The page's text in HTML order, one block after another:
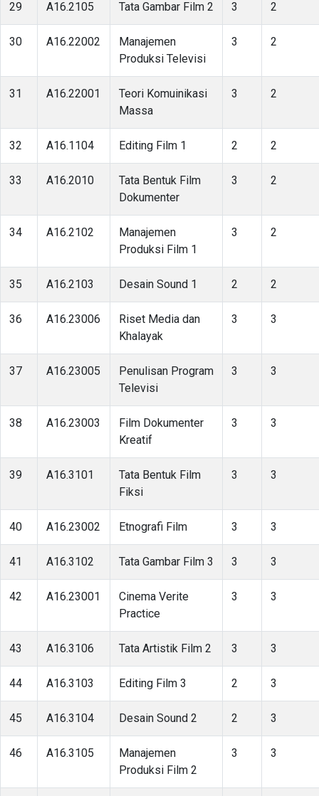
29 A16.2105 Tata Gambar Film 2 3 2
30 A16.22002
Manajemen
Produksi Televisi
3 2
31 A16.22001
Teori Komuinikasi
Massa
3 2
32 A16.1104 Editing Film 1 2 2
33 A16.2010
Tata Bentuk Film
Dokumenter
3 2
34 A16.2102
Manajemen
Produksi Film 1
3 2
35 A16.2103 Desain Sound 1 2 2
36 A16.23006
Riset Media dan
Khalayak
3 3
37 A16.23005
Penulisan Program
Televisi
3 3
38 A16.23003
Film Dokumenter
Kreatif
3 3
39 A16.3101
Tata Bentuk Film
Fiksi
3 3
40 A16.23002 Etnografi Film 3 3
41 A16.3102 Tata Gambar Film 3 3 3
42 A16.23001
Cinema Verite
Practice
3 3
43 A16.3106 Tata Artistik Film 2 3 3
44 A16.3103 Editing Film 3 2 3
45 A16.3104 Desain Sound 2 2 3
46 A16.3105
Manajemen
Produksi Film 2
3 3